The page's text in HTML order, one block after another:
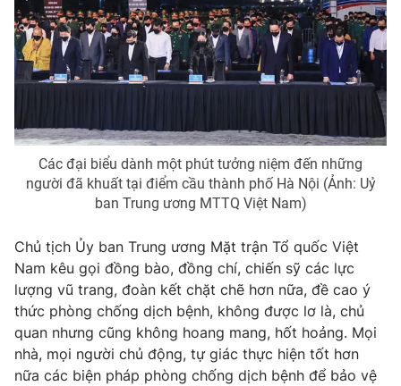
Các đại biểu dành một phút tưởng niệm đến những
người đã khuất tại điểm cầu thành phố Hà Nội (Ảnh: Uỷ
ban Trung ương MTTQ Việt Nam)
Chủ tịch Ủy ban Trung ương Mặt trận Tổ quốc Việt
Nam kêu gọi đồng bào, đồng chí, chiến sỹ các lực
lượng vũ trang, đoàn kết chặt chẽ hơn nữa, đề cao ý
thức phòng chống dịch bệnh, không được lơ là, chủ
quan nhưng cũng không hoang mang, hốt hoảng. Mọi
nhà, mọi người chủ động, tự giác thực hiện tốt hơn
nữa các biện pháp phòng chống dịch bệnh để bảo vệ